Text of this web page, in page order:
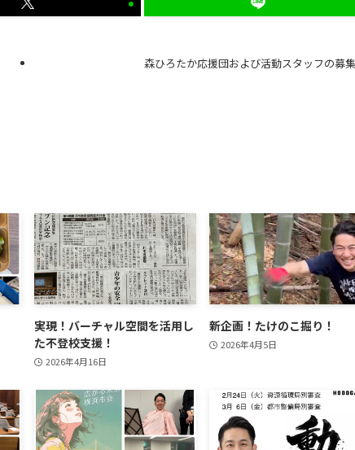
森ひろたか応援団および活動スタッフの募集
実現！バーチャル空間を活用し
た不登校支援！
2026年4月16日
新企画！たけのこ掘り！
2026年4月5日